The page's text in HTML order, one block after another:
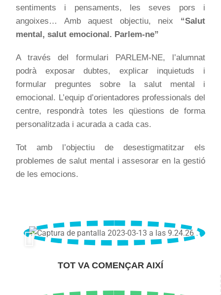
sentiments i pensaments, les seves pors i
angoixes… Amb aquest objectiu, neix “Salut
mental, salut emocional. Parlem-ne”
A través del formulari PARLEM-NE, l’alumnat
podrà exposar dubtes, explicar inquietuds i
formular preguntes sobre la salut mental i
emocional. L’equip d’orientadores professionals del
centre, respondrà totes les qüestions de forma
personalitzada i acurada a cada cas.
Tot amb l’objectiu de desestigmatitzar els
problemes de salut mental i assesorar en la gestió
de les emocions.
TOT VA COMENÇAR AIXÍ